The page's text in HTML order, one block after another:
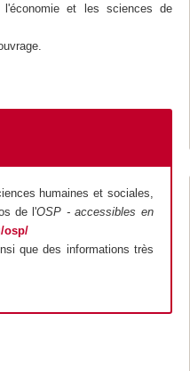
et les sciences de
humaines et sociales,
de l'OSP - accessibles en
osp/
que des informations très